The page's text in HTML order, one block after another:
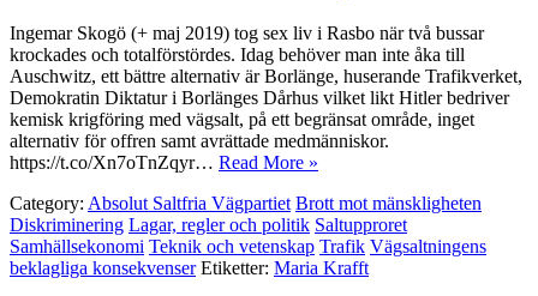
Ingemar Skogö (+ maj 2019) tog sex liv i Rasbo när två bussar
krockades och totalförstördes. Idag behöver man inte åka till
Auschwitz, ett bättre alternativ är Borlänge, huserande Trafikverket,
Demokratin Diktatur i Borlänges Dårhus vilket likt Hitler bedriver
kemisk krigföring med vägsalt, på ett begränsat område, inget
alternativ för offren samt avrättade medmänniskor.
https://t.co/Xn7oTnZqyr… Read More »
Category: Absolut Saltfria Vägpartiet Brott mot mänskligheten
Diskriminering Lagar, regler och politik Saltupproret
Samhällsekonomi Teknik och vetenskap Trafik Vägsaltningens
beklagliga konsekvenser Etiketter: Maria Krafft